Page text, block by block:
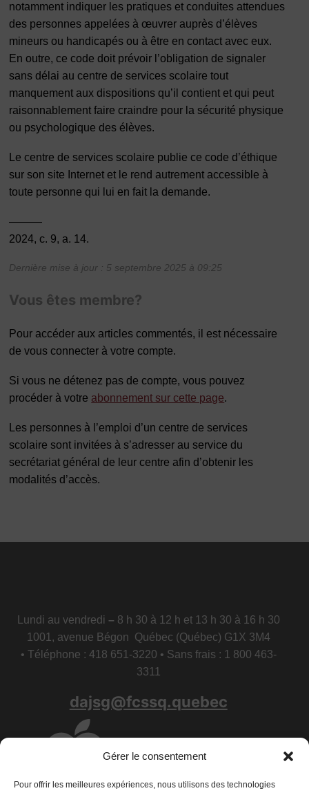
Gérer le consentement
Pour offrir les meilleures expériences, nous utilisons des technologies
notamment indiquer les pratiques et conduites attendues
des personnes appelées à œuvrer auprès d’élèves
mineurs ou handicapés ou à être en contact avec eux.
En outre, ce code doit prévoir l’obligation de signaler
sans délai au centre de services scolaire tout
manquement aux dispositions qu’il contient et qui peut
raisonnablement faire craindre pour la sécurité physique
ou psychologique des élèves.
Le centre de services scolaire publie ce code d’éthique
sur son site Internet et le rend autrement accessible à
toute personne qui lui en fait la demande.
———
2024, c. 9, a. 14.
Dernière mise à jour : 5 septembre 2025 à 09:25
Vous êtes membre?
Pour accéder aux articles commentés, il est nécessaire
de vous connecter à votre compte.
Si vous ne détenez pas de compte, vous pouvez
procéder à votre abonnement sur cette page.
Les personnes à l’emploi d’un centre de services
scolaire sont invitées à s’adresser au service du
secrétariat général de leur centre afin d’obtenir les
modalités d’accès.
Lundi au vendredi – 8 h 30 à 12 h et 13 h 30 à 16 h 30
1001, avenue Bégon Québec (Québec) G1X 3M4
• Téléphone : 418 651-3220 • Sans frais : 1 800 463-
3311
dajsg@fcssq.quebec